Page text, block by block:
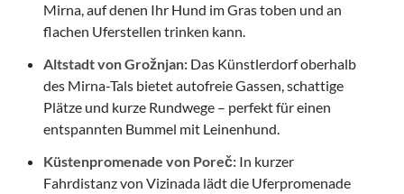
Mirna, auf denen Ihr Hund im Gras toben und an
flachen Uferstellen trinken kann.
Altstadt von Grožnjan: Das Künstlerdorf oberhalb
des Mirna-Tals bietet autofreie Gassen, schattige
Plätze und kurze Rundwege – perfekt für einen
entspannten Bummel mit Leinenhund.
Küstenpromenade von Poreč: In kurzer
Fahrdistanz von Vizinada lädt die Uferpromenade